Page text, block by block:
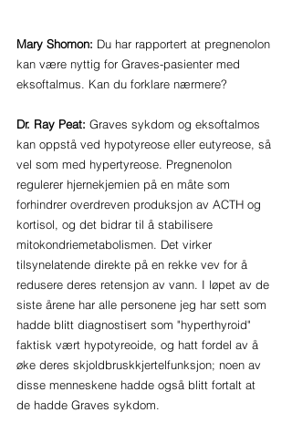
Mary Shomon: Du har rapportert at pregnenolon
kan være nyttig for Graves-pasienter med
eksoftalmus. Kan du forklare nærmere?
Dr. Ray Peat: Graves sykdom og eksoftalmos
kan oppstå ved hypotyreose eller eutyreose, så
vel som med hypertyreose. Pregnenolon
regulerer hjernekjemien på en måte som
forhindrer overdreven produksjon av ACTH og
kortisol, og det bidrar til å stabilisere
mitokondriemetabolismen. Det virker
tilsynelatende direkte på en rekke vev for å
redusere deres retensjon av vann. I løpet av de
siste årene har alle personene jeg har sett som
hadde blitt diagnostisert som "hyperthyroid"
faktisk vært hypotyreoide, og hatt fordel av å
øke deres skjoldbruskkjertelfunksjon; noen av
disse menneskene hadde også blitt fortalt at
de hadde Graves sykdom.